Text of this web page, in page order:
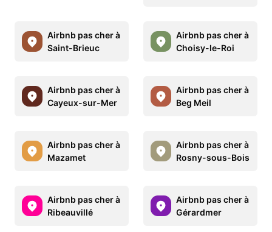
Airbnb pas cher à
Saint-Brieuc
Airbnb pas cher à
Choisy-le-Roi
Airbnb pas cher à
Cayeux-sur-Mer
Airbnb pas cher à
Beg Meil
Airbnb pas cher à
Mazamet
Airbnb pas cher à
Rosny-sous-Bois
Airbnb pas cher à
Ribeauvillé
Airbnb pas cher à
Gérardmer